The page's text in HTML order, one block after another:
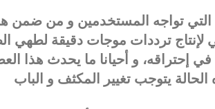
تواجه المستخدمين و من ضمن
لإنتاج ترددات موجات دقيقة لطهي
إحتراقه، و أحيانا ما يحدث
يتوجب تغيير المكثف و الباب